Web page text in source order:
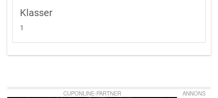
Klasser
1
CUPONLINE-PARTNER ANNONS